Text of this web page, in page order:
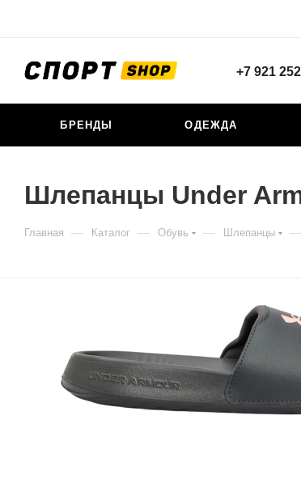
+7 921
БРЕНДЫ ОДЕЖДА
Шлепанцы Under
Главная — Каталог — Обувь — Шлепанцы —